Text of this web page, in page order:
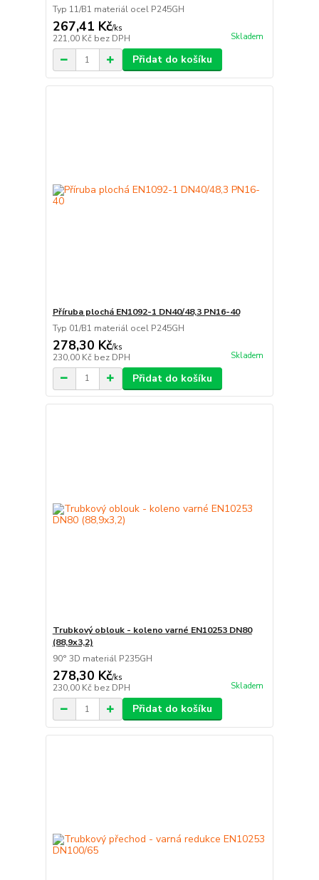
Typ 11/B1 materiál ocel P245GH
267,41 Kč/ks
221,00 Kč bez DPH Skladem
Přidat do košíku
Příruba plochá EN1092-1 DN40/48,3 PN16-40
Typ 01/B1 materiál ocel P245GH
278,30 Kč/ks
230,00 Kč bez DPH Skladem
Přidat do košíku
Trubkový oblouk - koleno varné EN10253 DN80
(88,9x3,2)
90° 3D materiál P235GH
278,30 Kč/ks
230,00 Kč bez DPH Skladem
Přidat do košíku